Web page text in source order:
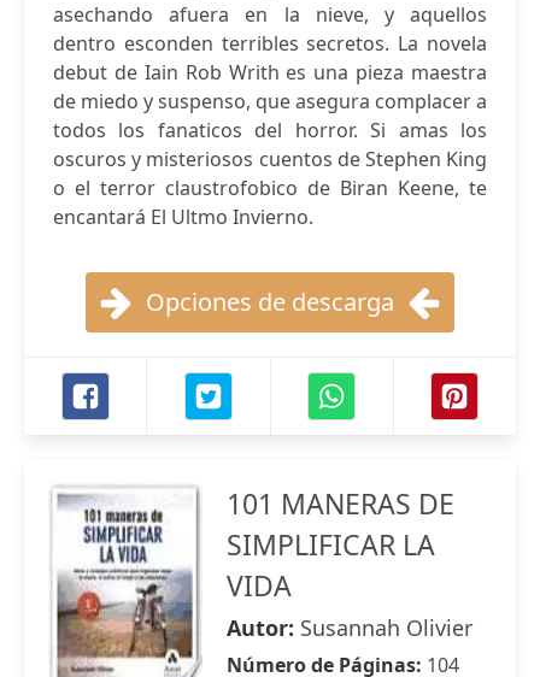
asechando afuera en la nieve, y aquellos
dentro esconden terribles secretos. La novela
debut de Iain Rob Writh es una pieza maestra
de miedo y suspenso, que asegura complacer a
todos los fanaticos del horror. Si amas los
oscuros y misteriosos cuentos de Stephen King
o el terror claustrofobico de Biran Keene, te
encantará El Ultmo Invierno.
Opciones de descarga
101 MANERAS DE
SIMPLIFICAR LA
VIDA
Autor: Susannah Olivier
Número de Páginas: 104